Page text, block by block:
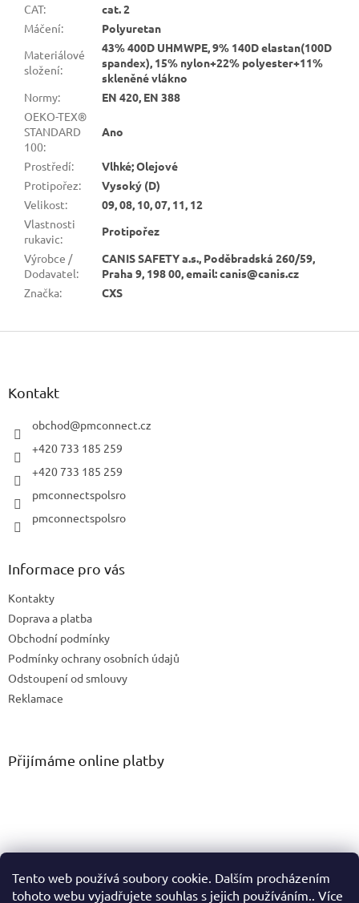
Tento web používá soubory cookie. Dalším procházením
tohoto webu vyjadřujete souhlas s jejich používáním.. Více
CAT:
cat. 2
Máčení:
Polyuretan
Materiálové
složení:
43% 400D UHMWPE, 9% 140D elastan(100D
spandex), 15% nylon+22% polyester+11%
skleněné vlákno
Normy:
EN 420, EN 388
OEKO-TEX®
STANDARD
100:
Ano
Prostředí:
Vlhké; Olejové
Protipořez:
Vysoký (D)
Velikost:
09, 08, 10, 07, 11, 12
Vlastnosti
rukavic:
Protipořez
Výrobce /
Dodavatel:
CANIS SAFETY a.s., Poděbradská 260/59,
Praha 9, 198 00, email: canis@canis.cz
Značka: CXS
Z
Kontakt
obchod@pmconnect.cz
+420 733 185 259
+420 733 185 259
pmconnectspolsro
pmconnectspolsro
Informace pro vás
Kontakty
Doprava a platba
Obchodní podmínky
Podmínky ochrany osobních údajů
Odstoupení od smlouvy
Reklamace
Přijímáme online platby